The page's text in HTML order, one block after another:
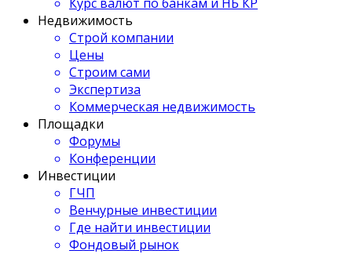
Недвижимость
Строй компании
Цены
Строим сами
Экспертиза
Коммерческая недвижимость
Площадки
Форумы
Конференции
Инвестиции
ГЧП
Венчурные инвестиции
Где найти инвестиции
Фондовый рынок